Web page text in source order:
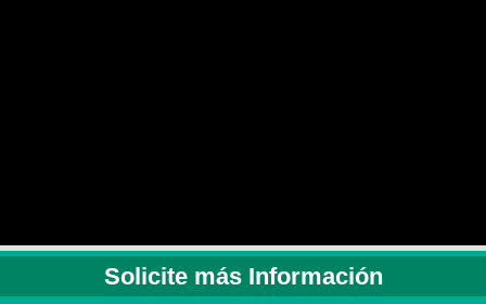
Solicite más Información